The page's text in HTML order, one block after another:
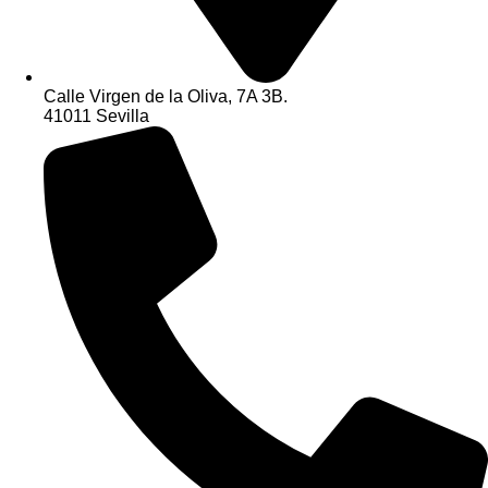
Calle Virgen de la Oliva, 7A 3B.
41011 Sevilla